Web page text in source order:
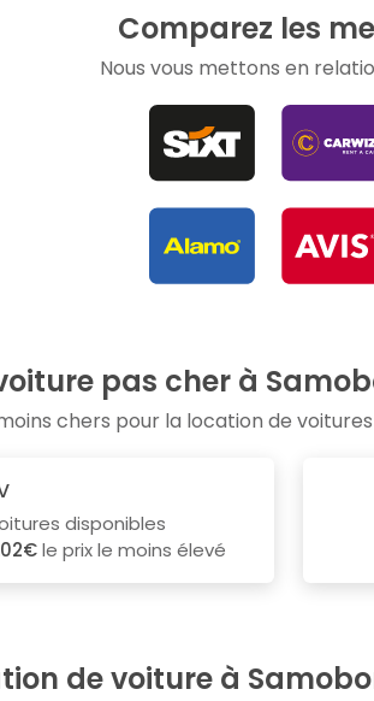
Comparez les
Nous vous mettons en
pas cher à
chers pour la location de voitures
disponibles
le prix le moins élevé
de voiture à